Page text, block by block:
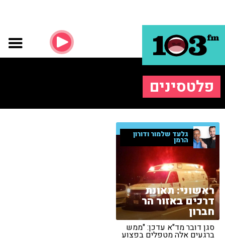
פלטסינים
גלעד שלמור ודורון
הרמן
ראשוני: תאונת
דרכים באזור הר
חברון
סגן דובר מד"א עדכן: "ממש
ברגעים אלה מטפלים בפצוע